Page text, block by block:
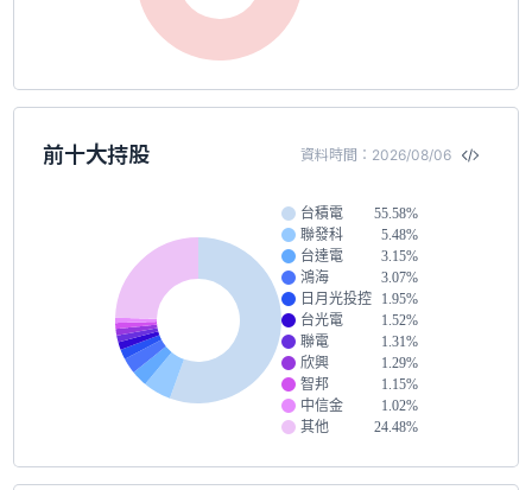
前十大持股 資料時間：2026/08/06
台積電
55.58%
聯發科
5.48%
台達電
3.15%
鴻海
3.07%
日月光投控
1.95%
台光電
1.52%
聯電
1.31%
欣興
1.29%
智邦
1.15%
中信金
1.02%
其他
24.48%